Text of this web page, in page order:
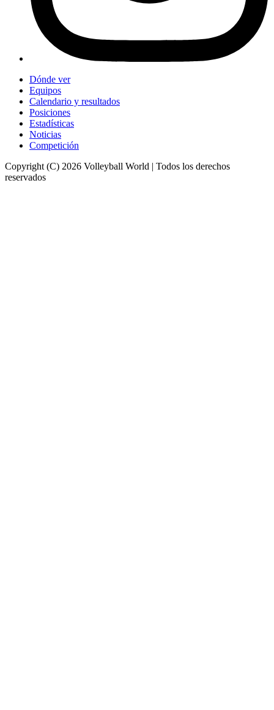
Dónde ver
Equipos
Calendario y resultados
Posiciones
Estadísticas
Noticias
Competición
Copyright (C) 2026 Volleyball World | Todos los derechos
reservados